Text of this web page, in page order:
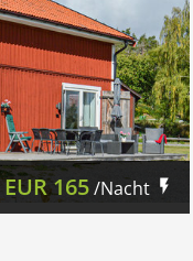
EUR165/Nacht